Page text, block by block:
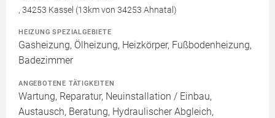
, 34253 Kassel (13km von 34253 Ahnatal)
HEIZUNG SPEZIALGEBIETE
Gasheizung, Ölheizung, Heizkörper, Fußbodenheizung,
Badezimmer
ANGEBOTENE TÄTIGKEITEN
Wartung, Reparatur, Neuinstallation / Einbau,
Austausch, Beratung, Hydraulischer Abgleich,